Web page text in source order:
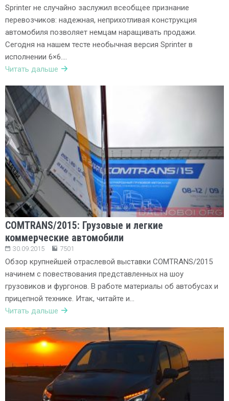
Sprinter не случайно заслужил всеобщее признание
перевозчиков: надежная, неприхотливая конструкция
автомобиля позволяет немцам наращивать продажи.
Сегодня на нашем тесте необычная версия Sprinter в
исполнении 6×6….
Читать дальше
COMTRANS/2015: Грузовые и легкие
коммерческие автомобили
30.09.2015 7501
Обзор крупнейшей отраслевой выставки COMTRANS/2015
начинем с повествования представленных на шоу
грузовиков и фургонов. В работе материалы об автобусах и
прицепной технике. Итак, читайте и…
Читать дальше